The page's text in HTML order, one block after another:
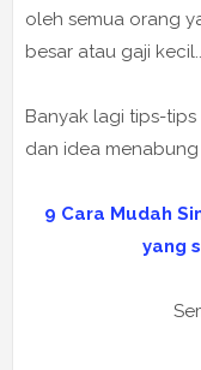
oleh semua orang
besar atau gaji
Banyak lagi tips-
dan idea
9 Cara Mudah
yang